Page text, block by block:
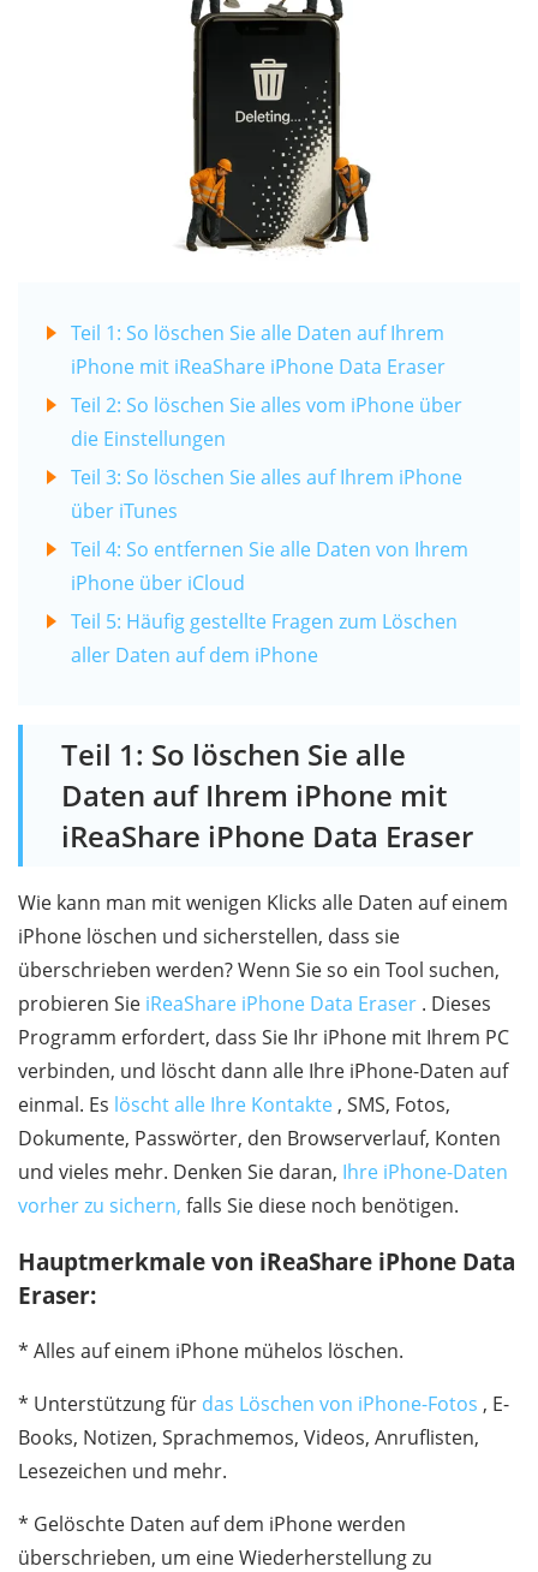
Teil 1: So löschen Sie alle Daten auf Ihrem
iPhone mit iReaShare iPhone Data Eraser
Teil 2: So löschen Sie alles vom iPhone über
die Einstellungen
Teil 3: So löschen Sie alles auf Ihrem iPhone
über iTunes
Teil 4: So entfernen Sie alle Daten von Ihrem
iPhone über iCloud
Teil 5: Häufig gestellte Fragen zum Löschen
aller Daten auf dem iPhone
Teil 1: So löschen Sie alle
Daten auf Ihrem iPhone mit
iReaShare iPhone Data Eraser
Wie kann man mit wenigen Klicks alle Daten auf einem
iPhone löschen und sicherstellen, dass sie
überschrieben werden? Wenn Sie so ein Tool suchen,
probieren Sie iReaShare iPhone Data Eraser . Dieses
Programm erfordert, dass Sie Ihr iPhone mit Ihrem PC
verbinden, und löscht dann alle Ihre iPhone-Daten auf
einmal. Es löscht alle Ihre Kontakte , SMS, Fotos,
Dokumente, Passwörter, den Browserverlauf, Konten
und vieles mehr. Denken Sie daran, Ihre iPhone-Daten
vorher zu sichern, falls Sie diese noch benötigen.
Hauptmerkmale von iReaShare iPhone Data
Eraser:
* Alles auf einem iPhone mühelos löschen.
* Unterstützung für das Löschen von iPhone-Fotos , E-
Books, Notizen, Sprachmemos, Videos, Anruflisten,
Lesezeichen und mehr.
* Gelöschte Daten auf dem iPhone werden
überschrieben, um eine Wiederherstellung zu